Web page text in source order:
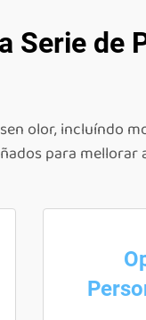
Serie de
olor, incluíndo
para mellorar